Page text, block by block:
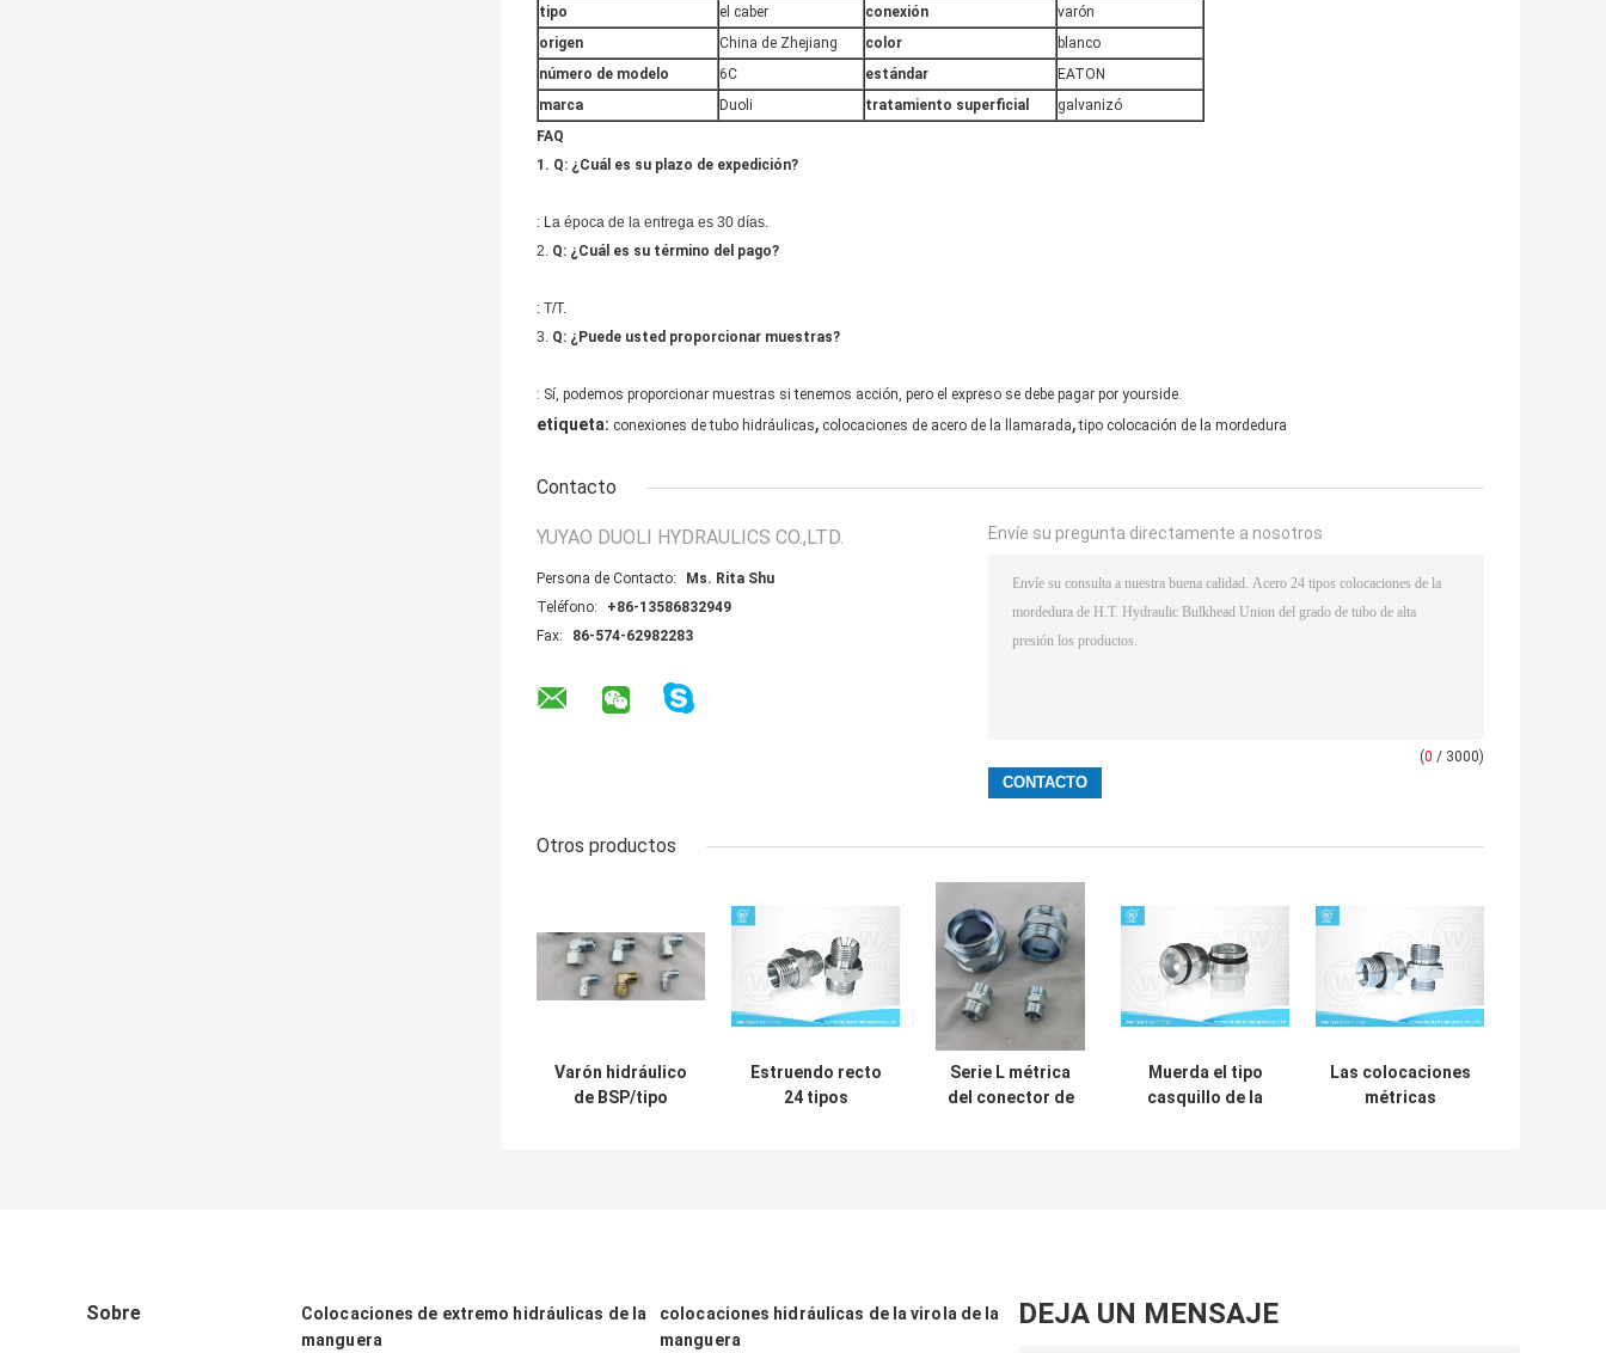
tipo
el caber conexión
varón
origen
China de Zhejiang color
blanco
número de modelo
6C estándar
EATON
marca
Duoli tratamiento superficial
galvanizó
FAQ
1. Q: ¿Cuál es su plazo de expedición?
: La época de la entrega es 30 días.
2. Q: ¿Cuál es su término del pago?
: T/T.
3. Q: ¿Puede usted proporcionar muestras?
: Sí, podemos proporcionar muestras si tenemos acción, pero el expreso se debe pagar por yourside.
etiqueta: conexiones de tubo hidráulicas, colocaciones de acero de la llamarada, tipo colocación de la mordedura
Contacto
YUYAO DUOLI HYDRAULICS CO.,LTD.
Persona de Contacto:
Ms. Rita Shu
Teléfono:
+86-13586832949
Fax:
86-574-62982283
Envíe su pregunta directamente a nosotros
(0 / 3000)
Otros productos
Varón hidráulico
de BSP/tipo
Estruendo recto
24 tipos
Serie L métrica
del conector de
Muerda el tipo
casquillo de la
Las colocaciones
métricas
Sobre
Colocaciones de extremo hidráulicas de la
manguera
colocaciones hidráulicas de la virola de la
manguera
DEJA UN MENSAJE